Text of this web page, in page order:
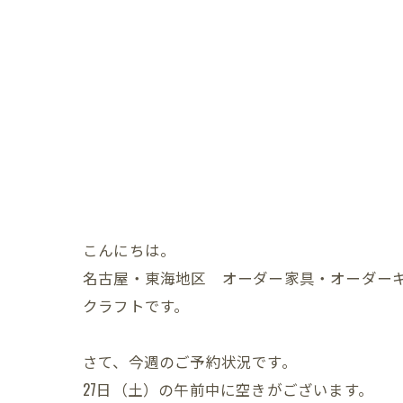
こんにちは。
名古屋・東海地区 オーダー家具・オーダー
クラフトです。
さて、今週のご予約状況です。
27日（土）の午前中に空きがございます。